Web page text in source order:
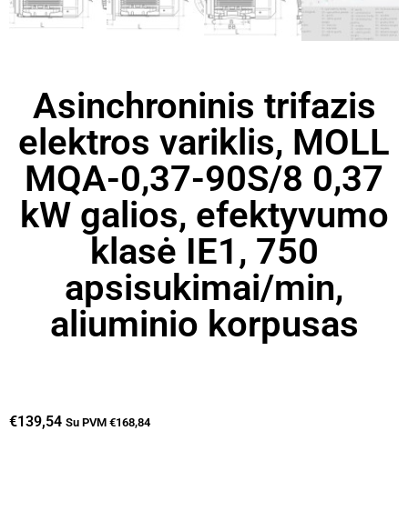
Asinchroninis trifazis
elektros variklis, MOLL
MQA-0,37-90S/8 0,37
kW galios, efektyvumo
klasė IE1, 750
apsisukimai/min,
aliuminio korpusas
€139,54 Su PVM €168,84